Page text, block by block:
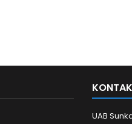
UAB